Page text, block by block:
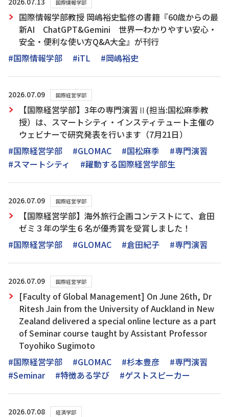
国際情報学部
国際情報学部教授 岡嶋裕史監修の書籍『60歳からの最
新AI ChatGPT&Gemini 世界一わかりやすい安心・
安全・便利な使い方Q&A大全』が刊行
#国際情報学部
#iTL #岡嶋裕史
2026.07.09 国際経営学部
【国際経営学部】3年の専門演習Ⅱ(担当:国松麻季教
授）は、スマートシティ・インスティテュート主催の
ウェビナーで研究発表を行います（7月21日）
#国際経営学部
#GLOMAC #国松麻季
#専門演習
#スマートシティ
#躍動する国際経営学部生
2026.07.09 国際経営学部
【国際経営学部】海外旅行企画コンテストにて、倉田
ゼミ３年の学生６名が優秀賞を受賞しました！
#国際経営学部
#GLOMAC #倉田紀子 #専門演習
2026.07.09 国際経営学部
[Faculty of Global Management] On June 26th, Dr
Ritesh Jain from the University of Auckland in New
Zealand delivered a special online lecture as a part
of Seminar course taught by Assistant Professor
Toyohiko Sugimoto
#国際経営学部
#GLOMAC #杉本豊彦
#専門演習
#Seminar
#特徴ある学び #ゲストスピーカー
2026.07.08 経済学部